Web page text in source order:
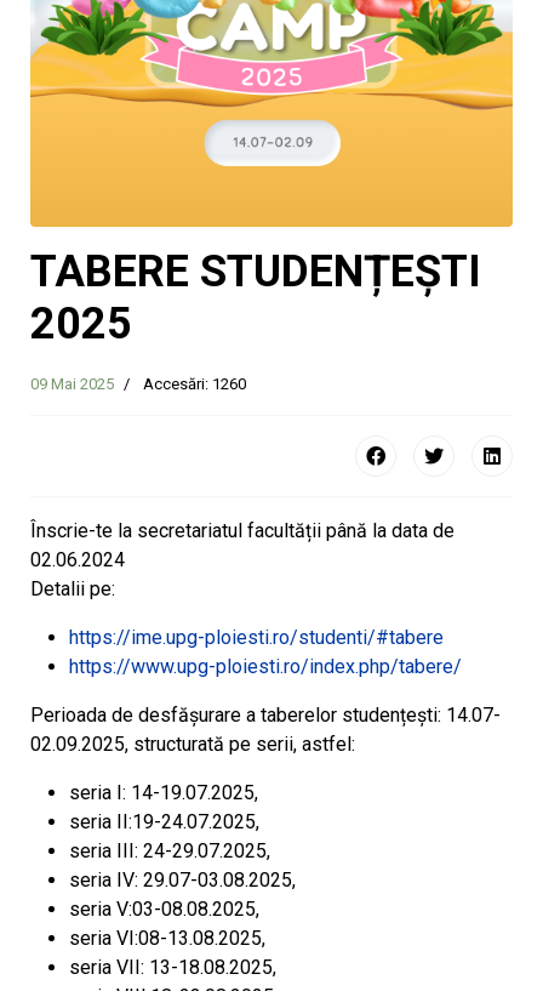
TABERE STUDENȚEȘTI
2025
09 Mai 2025 Accesări: 1260
Înscrie-te la secretariatul facultății până la data de
02.06.2024
Detalii pe:
https://ime.upg-ploiesti.ro/studenti/#tabere
https://www.upg-ploiesti.ro/index.php/tabere/
Perioada de desfășurare a taberelor studențești: 14.07-
02.09.2025, structurată pe serii, astfel:
seria I: 14-19.07.2025,
seria II:19-24.07.2025,
seria III: 24-29.07.2025,
seria IV: 29.07-03.08.2025,
seria V:03-08.08.2025,
seria VI:08-13.08.2025,
seria VII: 13-18.08.2025,